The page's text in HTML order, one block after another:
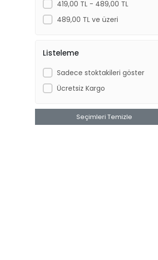
419,00 TL - 489,00 TL
489,00 TL ve üzeri
Listeleme
Sadece stoktakileri göster
Ücretsiz Kargo
Seçimleri Temizle